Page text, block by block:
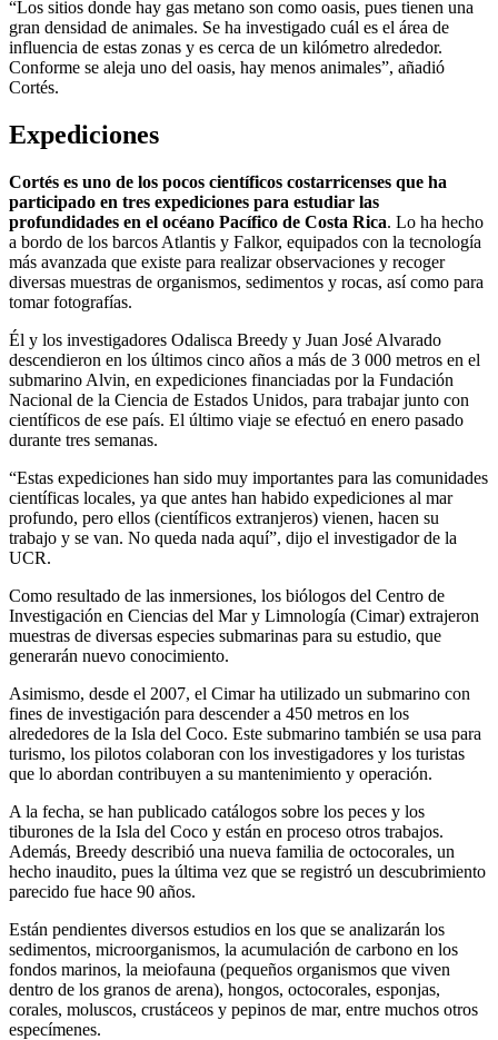
“Los sitios donde hay gas metano son como oasis, pues tienen una
gran densidad de animales. Se ha investigado cuál es el área de
influencia de estas zonas y es cerca de un kilómetro alrededor.
Conforme se aleja uno del oasis, hay menos animales”, añadió
Cortés.
Expediciones
Cortés es uno de los pocos científicos costarricenses que ha
participado en tres expediciones para estudiar las
profundidades en el océano Pacífico de Costa Rica. Lo ha hecho
a bordo de los barcos Atlantis y Falkor, equipados con la tecnología
más avanzada que existe para realizar observaciones y recoger
diversas muestras de organismos, sedimentos y rocas, así como para
tomar fotografías.
Él y los investigadores Odalisca Breedy y Juan José Alvarado
descendieron en los últimos cinco años a más de 3 000 metros en el
submarino Alvin, en expediciones financiadas por la Fundación
Nacional de la Ciencia de Estados Unidos, para trabajar junto con
científicos de ese país. El último viaje se efectuó en enero pasado
durante tres semanas.
“Estas expediciones han sido muy importantes para las comunidades
científicas locales, ya que antes han habido expediciones al mar
profundo, pero ellos (científicos extranjeros) vienen, hacen su
trabajo y se van. No queda nada aquí”, dijo el investigador de la
UCR.
Como resultado de las inmersiones, los biólogos del Centro de
Investigación en Ciencias del Mar y Limnología (Cimar) extrajeron
muestras de diversas especies submarinas para su estudio, que
generarán nuevo conocimiento.
Asimismo, desde el 2007, el Cimar ha utilizado un submarino con
fines de investigación para descender a 450 metros en los
alrededores de la Isla del Coco. Este submarino también se usa para
turismo, los pilotos colaboran con los investigadores y los turistas
que lo abordan contribuyen a su mantenimiento y operación.
A la fecha, se han publicado catálogos sobre los peces y los
tiburones de la Isla del Coco y están en proceso otros trabajos.
Además, Breedy describió una nueva familia de octocorales, un
hecho inaudito, pues la última vez que se registró un descubrimiento
parecido fue hace 90 años.
Están pendientes diversos estudios en los que se analizarán los
sedimentos, microorganismos, la acumulación de carbono en los
fondos marinos, la meiofauna (pequeños organismos que viven
dentro de los granos de arena), hongos, octocorales, esponjas,
corales, moluscos, crustáceos y pepinos de mar, entre muchos otros
especímenes.